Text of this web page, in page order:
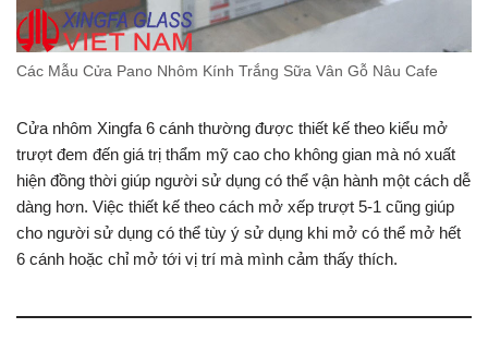
Các Mẫu Cửa Pano Nhôm Kính Trắng Sữa Vân Gỗ Nâu Cafe
Cửa nhôm Xingfa 6 cánh thường được thiết kế theo kiểu mở
trượt đem đến giá trị thẩm mỹ cao cho không gian mà nó xuất
hiện đồng thời giúp người sử dụng có thể vận hành một cách dễ
dàng hơn. Việc thiết kế theo cách mở xếp trượt 5-1 cũng giúp
cho người sử dụng có thể tùy ý sử dụng khi mở có thể mở hết
6 cánh hoặc chỉ mở tới vị trí mà mình cảm thấy thích.